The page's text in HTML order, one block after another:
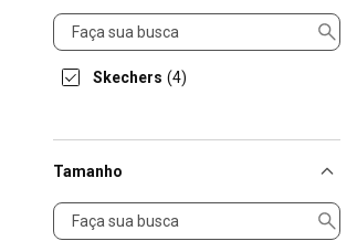
Marca
Skechers (4)
Tamanho
Tamanho